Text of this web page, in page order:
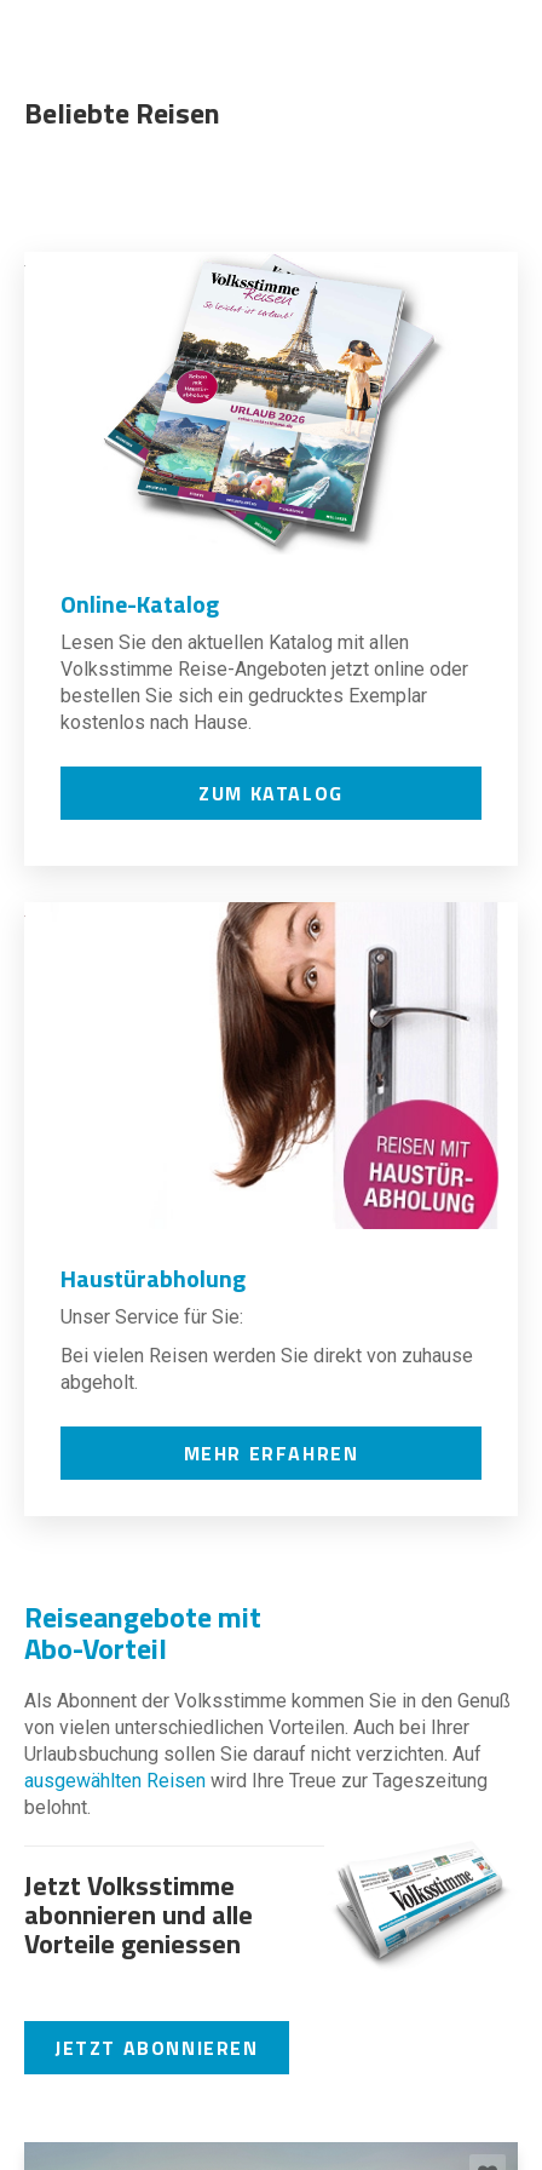
Beliebte Reisen
Online-Katalog
Lesen Sie den aktuellen Katalog mit allen
Volksstimme Reise-Angeboten jetzt online oder
bestellen Sie sich ein gedrucktes Exemplar
kostenlos nach Hause.
ZUM KATALOG
Haustürabholung
Unser Service für Sie:
Bei vielen Reisen werden Sie direkt von zuhause
abgeholt.
MEHR ERFAHREN
Reiseangebote mit
Abo-Vorteil
Als Abonnent der Volksstimme kommen Sie in den Genuß
von vielen unterschiedlichen Vorteilen. Auch bei Ihrer
Urlaubsbuchung sollen Sie darauf nicht verzichten. Auf
ausgewählten Reisen wird Ihre Treue zur Tageszeitung
belohnt.
Jetzt Volksstimme
abonnieren und alle
Vorteile geniessen
JETZT ABONNIEREN